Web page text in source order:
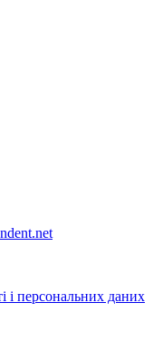
і персональних даних